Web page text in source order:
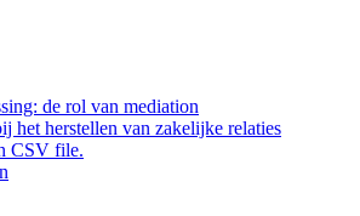
de rol van mediation
het herstellen van zakelijke relaties
CSV file.